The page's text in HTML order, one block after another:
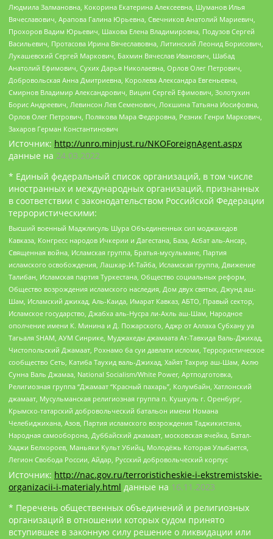
Людмила Залмановна, Кокорина Екатерина Алексеевна, Шуманов Илья
Вячеславович, Арапова Галина Юрьевна, Свечников Анатолий Мариевич,
Прохоров Вадим Юрьевич, Шахова Елена Владимировна, Подузов Сергей
Васильевич, Протасова Ирина Вячеславовна, Литинский Леонид Борисович,
Лукашевский Сергей Маркович, Бахмин Вячеслав Иванович, Шабад
Анатолий Ефимович, Сухих Дарья Николаевна, Орлов Олег Петрович,
Добровольская Анна Дмитриевна, Королева Александра Евгеньевна,
Смирнов Владимир Александрович, Вицин Сергей Ефимович, Золотухин
Борис Андреевич, Левинсон Лев Семенович, Локшина Татьяна Иосифовна,
Орлов Олег Петрович, Полякова Мара Федоровна, Резник Генри Маркович,
Захаров Герман Константинович
Источник: http://unro.minjust.ru/NKOForeignAgent.aspx
данные на 24.03.2022
* Единый федеральный список организаций, в том числе
иностранных и международных организаций, признанных
в соответствии с законодательством Российской Федерации
террористическими:
Высший военный Маджлисуль Шура Объединенных сил моджахедов
Кавказа, Конгресс народов Ичкерии и Дагестана, База, Асбат аль-Ансар,
Священная война, Исламская группа, Братья-мусульмане, Партия
исламского освобождения, Лашкар-И-Тайба, Исламская группа, Движение
Талибан, Исламская партия Туркестана, Общество социальных реформ,
Общество возрождения исламского наследия, Дом двух святых, Джунд аш-
Шам, Исламский джихад, Аль-Каида, Имарат Кавказ, АБТО, Правый сектор,
Исламское государство, Джабха аль-Нусра ли-Ахль аш-Шам, Народное
ополчение имени К. Минина и Д. Пожарского, Аджр от Аллаха Субхану уа
Тагьаля SHAM, АУМ Синрике, Муджахеды джамаата Ат-Тавхида Валь-Джихад,
Чистопольский Джамаат, Рохнамо ба суи давлати исломи, Террористическое
сообщество Сеть, Катиба Таухид валь-Джихад, Хайят Тахрир аш-Шам, Ахлю
Сунна Валь Джамаа, National Socialism/White Power, Артподготовка,
Религиозная группа “Джамаат “Красный пахарь”, Колумбайн, Хатлонский
джамаат, Мусульманская религиозная группа п. Кушкуль г. Оренбург,
Крымско-татарский добровольческий батальон имени Номана
Челебиджихана, Азов, Партия исламского возрождения Таджикистана,
Народная самооборона, Дуббайский джамаат, московская ячейка, Батал-
Хаджи Белхороев, Маньяки Культ Убийц, Молодёжь Которая Улыбается,
Легион Свобода России, Айдар, Русский добровольческий корпус
Источник: http://nac.gov.ru/terroristicheskie-i-ekstremistskie-
organizacii-i-materialy.html данные на 16.11.2023
* Перечень общественных объединений и религиозных
организаций в отношении которых судом принято
вступившее в законную силу решение о ликвидации или